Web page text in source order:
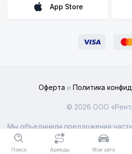
App Store
Оферта и Политика
© 2026 ООО
Мы объединили предложения
всей России
Поиск Аренды Мои авто